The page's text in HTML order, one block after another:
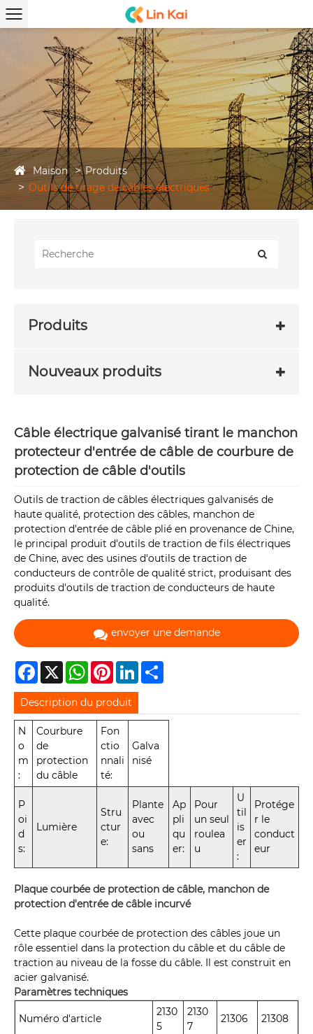
Maison
Produits
Outils de tirage de câbles électriques
Produits
Nouveaux produits
Câble électrique galvanisé tirant le manchon
protecteur d'entrée de câble de courbure de
protection de câble d'outils
Outils de traction de câbles électriques galvanisés de
haute qualité, protection des câbles, manchon de
protection d'entrée de câble plié en provenance de Chine,
le principal produit d'outils de traction de fils électriques
de Chine, avec des usines d'outils de traction de
conducteurs de contrôle de qualité strict, produisant des
produits d'outils de traction de conducteurs de haute
qualité.
envoyer une demande
Facebook
X WhatsAppPinterestLinkedIn
Description du produit
N
o
m
:
Courbure
de
protection
du câble
Fon
ctio
nnali
té:
Galva
nisé
P
oi
d
s:
Lumière
Stru
ctur
e:
Plante
avec
ou
sans
Ap
pli
qu
er:
Pour
un seul
roulea
u
U
til
is
er
:
Protége
r le
conduct
eur
Plaque courbée de protection de câble, manchon de
protection d'entrée de câble incurvé
Cette plaque courbée de protection des câbles joue un
rôle essentiel dans la protection du câble et du câble de
traction au niveau de la fosse du câble. Il est construit en
acier galvanisé.
Paramètres techniques
Numéro d'article
2130
5
2130
7
21306 21308